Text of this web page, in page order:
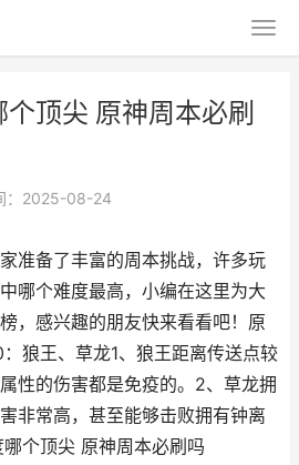
顶尖 原神周本必刷
：2025-08-24
准备了丰富的周本挑战，许多玩
哪个难度最高，小编在这里为大
，感兴趣的朋友快来看看吧！原
狼王、草龙1、狼王距离传送点较
性的伤害都是免疫的。2、草龙拥
非常高，甚至能够击败拥有钟离
个顶尖 原神周本必刷吗